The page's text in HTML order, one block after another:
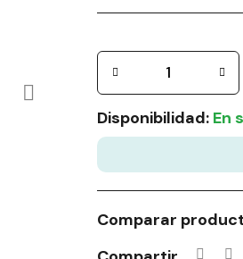
Disponibilidad: En
Comparar